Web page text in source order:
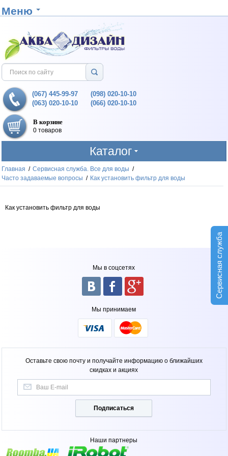
Сервисная служба
Меню
(067) 445-99-97
(063) 020-10-10
(098) 020-10-10
(066) 020-10-10
В корзине
0 товаров
Каталог
Главная / Сервисная служба. Все для воды /
Часто задаваемые вопросы / Как установить фильтр для воды
Как установить фильтр для воды
Мы в соцсетях
Мы принимаем
Оставьте свою почту и получайте информацию о ближайших
скидках и акциях
Подписаться
Наши партнеры